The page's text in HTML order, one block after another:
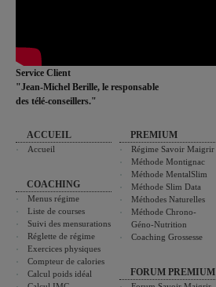
Service Client
"Jean-Michel Berille, le responsable
des télé-conseillers."
ACCUEIL
Accueil
COACHING
Menus régime
Liste de courses
Suivi des mensurations
Réglette de régime
Exercices physiques
Compteur de calories
Calcul poids idéal
PREMIUM
Régime Savoir Maigrir
Méthode Montignac
Méthode MentalSlim
Méthode Slim Data
Méthodes Naturelles
Méthode Chrono-
Géno-Nutrition
Coaching Grossesse
FORUM PREMIUM